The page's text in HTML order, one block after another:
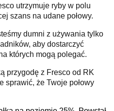
utrzymuje ryby w polu
szans na udane połowy.
dumni z używania tylko
aby dostarczyć
których mogą polegać.
przygodę z Fresco od RK
sprawić, że Twoje połowy